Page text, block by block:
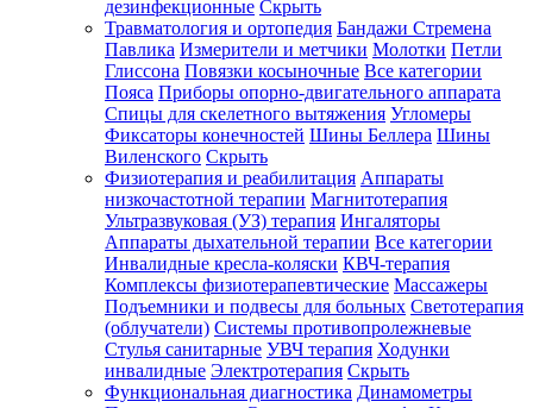
дезинфекционные Скрыть
Травматология и ортопедия Бандажи Стремена
Павлика Измерители и метчики Молотки Петли
Глиссона Повязки косыночные Все категории
Пояса Приборы опорно-двигательного аппарата
Спицы для скелетного вытяжения Угломеры
Фиксаторы конечностей Шины Беллера Шины
Виленского Скрыть
Физиотерапия и реабилитация Аппараты
низкочастотной терапии Магнитотерапия
Ультразвуковая (УЗ) терапия Ингаляторы
Аппараты дыхательной терапии Все категории
Инвалидные кресла-коляски КВЧ-терапия
Комплексы физиотерапевтические Массажеры
Подъемники и подвесы для больных Светотерапия
(облучатели) Системы противопролежневые
Стулья санитарные УВЧ терапия Ходунки
инвалидные Электротерапия Скрыть
Функциональная диагностика Динамометры